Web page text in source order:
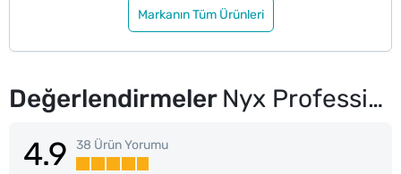
Markanın Tüm Ürünleri
Değerlendirmeler Nyx Professional Makeup Fat Oil Lip Drip Parlatıcı Dudak Yağı Status Update
4.9 38 Ürün Yorumu